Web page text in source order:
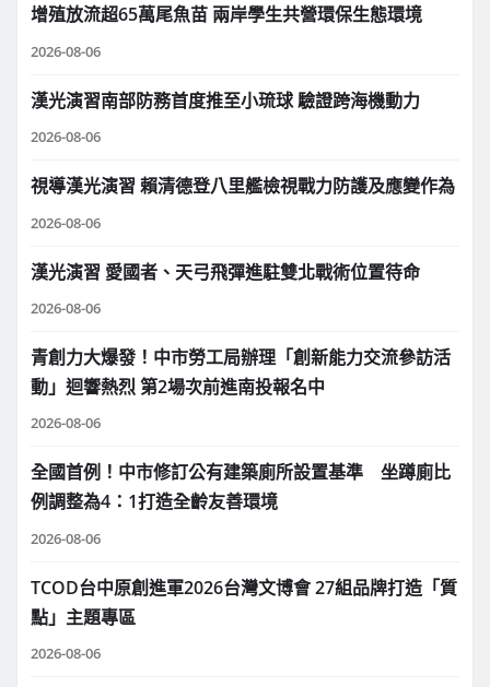
增殖放流超65萬尾魚苗 兩岸學生共營環保生態環境
2026-08-06
漢光演習南部防務首度推至小琉球 驗證跨海機動力
2026-08-06
視導漢光演習 賴清德登八里艦檢視戰力防護及應變作為
2026-08-06
漢光演習 愛國者、天弓飛彈進駐雙北戰術位置待命
2026-08-06
青創力大爆發！中市勞工局辦理「創新能力交流參訪活
動」迴響熱烈 第2場次前進南投報名中
2026-08-06
全國首例！中市修訂公有建築廁所設置基準 坐蹲廁比
例調整為4：1打造全齡友善環境
2026-08-06
TCOD台中原創進軍2026台灣文博會 27組品牌打造「質
點」主題專區
2026-08-06